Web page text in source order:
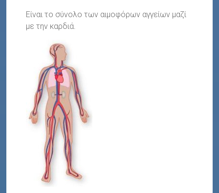
Είναι το σύνολο των αιμοφόρων αγγείων μαζί
με την καρδιά.